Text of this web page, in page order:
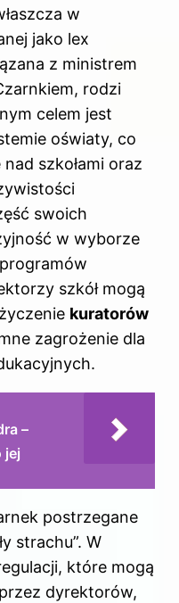
w
jako lex
z ministrem
rodzi
celem jest
oświaty, co
szkołami oraz
swoich
w wyborze
szkół mogą
kuratorów
zagrożenie dla
–
jej
postrzegane
strachu”. W
które mogą
dyrektorów,